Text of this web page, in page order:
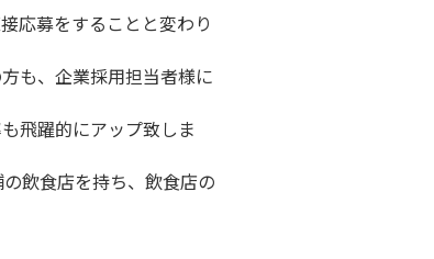
応募をすることと変わり
も、企業採用担当者様に
飛躍的にアップ致しま
飲食店を持ち、飲食店の